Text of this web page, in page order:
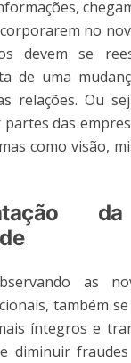
no
devem se
de uma
relações. Ou
das
como visão,
as
também
íntegros e
diminuir